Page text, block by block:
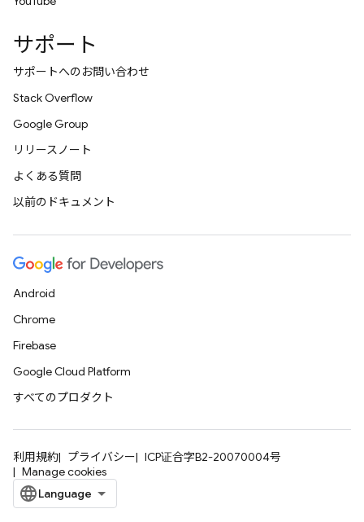
サポート
サポートへのお問い合わせ
Stack Overflow
Google Group
リリースノート
よくある質問
以前のドキュメント
Android
Chrome
Firebase
Google Cloud Platform
すべてのプロダクト
利用規約 プライバシー
ICP证合字B2-20070004号
Manage cookies